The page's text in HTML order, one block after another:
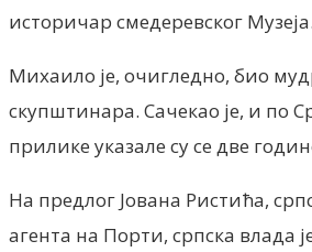
историчар смедеревског Музеја.
Михаило је, очигледно, био
скупштинара. Сачекао је, и по
прилике указале су се две
На предлог Јована Ристића,
агента на Порти, српска влада